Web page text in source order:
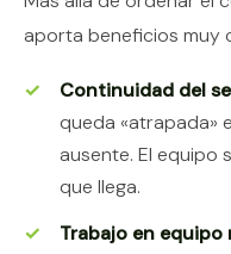
aporta beneficios muy
Continuidad del
queda «atrapada»
ausente. El equipo
que llega.
Trabajo en equipo